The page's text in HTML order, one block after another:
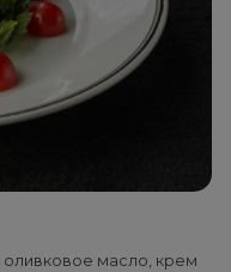
оливковое масло, крем